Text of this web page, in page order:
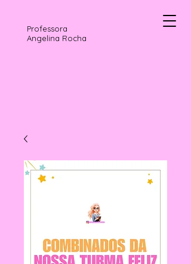
Professora
Angelina Rocha